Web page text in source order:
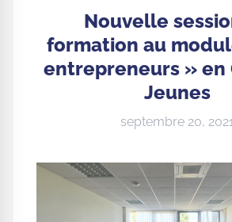
Nouvelle
formation au
entrepreneurs » en
Jeunes
septembre 20,